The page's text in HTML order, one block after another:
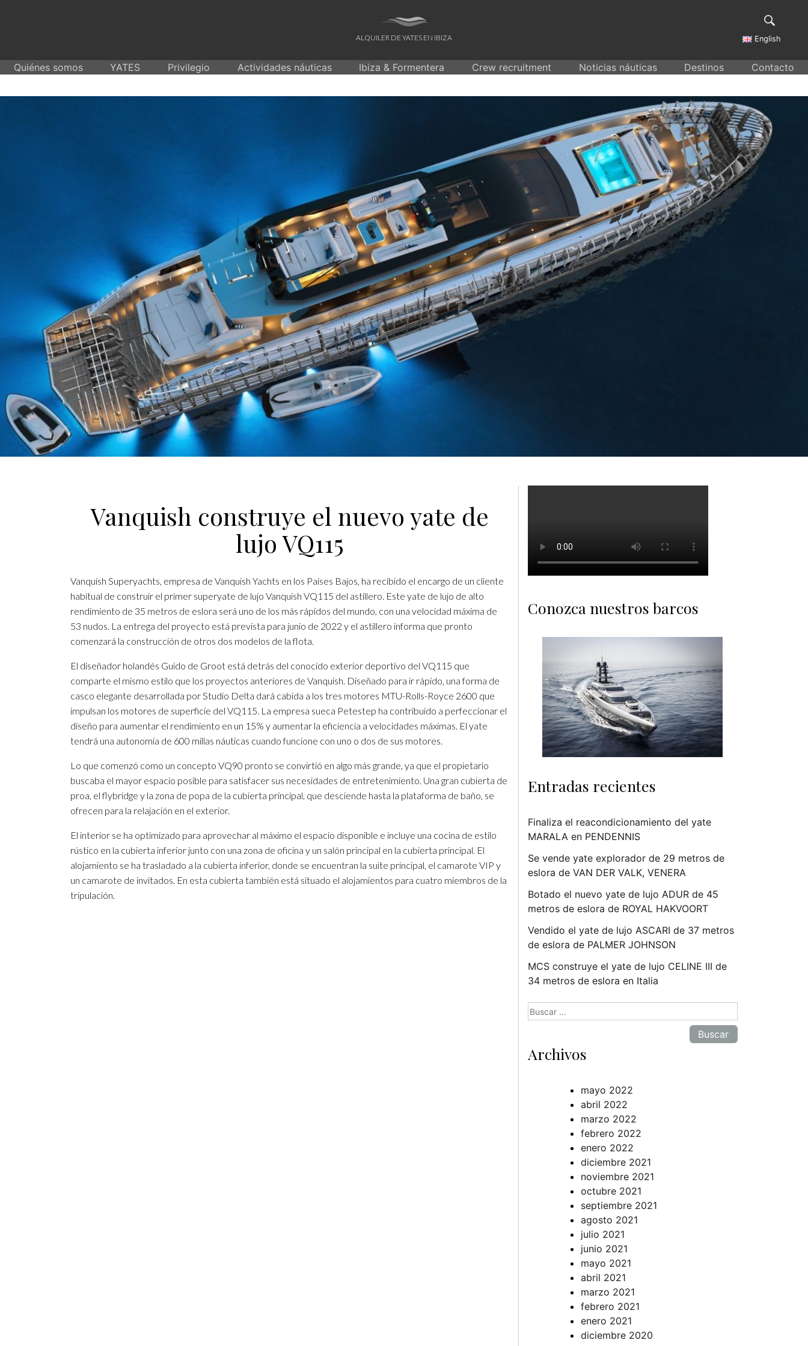
ALQUILER DE YATES EN IBIZA English
Quiénes somos YATES Privilegio Actividades náuticas Ibiza & Formentera Crew recruitment Noticias náuticas Destinos Contacto
Vanquish construye el nuevo yate de
lujo VQ115
Vanquish Superyachts, empresa de Vanquish Yachts en los Países Bajos, ha recibido el encargo de un cliente
habitual de construir el primer superyate de lujo Vanquish VQ115 del astillero. Este yate de lujo de alto
rendimiento de 35 metros de eslora será uno de los más rápidos del mundo, con una velocidad máxima de
53 nudos. La entrega del proyecto está prevista para junio de 2022 y el astillero informa que pronto
comenzará la construcción de otros dos modelos de la flota.
El diseñador holandés Guido de Groot está detrás del conocido exterior deportivo del VQ115 que
comparte el mismo estilo que los proyectos anteriores de Vanquish. Diseñado para ir rápido, una forma de
casco elegante desarrollada por Studio Delta dará cabida a los tres motores MTU-Rolls-Royce 2600 que
impulsan los motores de superficie del VQ115. La empresa sueca Petestep ha contribuido a perfeccionar el
diseño para aumentar el rendimiento en un 15% y aumentar la eficiencia a velocidades máximas. El yate
tendrá una autonomía de 600 millas náuticas cuando funcione con uno o dos de sus motores.
Lo que comenzó como un concepto VQ90 pronto se convirtió en algo más grande, ya que el propietario
buscaba el mayor espacio posible para satisfacer sus necesidades de entretenimiento. Una gran cubierta de
proa, el flybridge y la zona de popa de la cubierta principal, que desciende hasta la plataforma de baño, se
ofrecen para la relajación en el exterior.
El interior se ha optimizado para aprovechar al máximo el espacio disponible e incluye una cocina de estilo
rústico en la cubierta inferior junto con una zona de oficina y un salón principal en la cubierta principal. El
alojamiento se ha trasladado a la cubierta inferior, donde se encuentran la suite principal, el camarote VIP y
un camarote de invitados. En esta cubierta también está situado el alojamientos para cuatro miembros de la
tripulación.
Conozca nuestros barcos
Entradas recientes
Finaliza el reacondicionamiento del yate
MARALA en PENDENNIS
Se vende yate explorador de 29 metros de
eslora de VAN DER VALK, VENERA
Botado el nuevo yate de lujo ADUR de 45
metros de eslora de ROYAL HAKVOORT
Vendido el yate de lujo ASCARI de 37 metros
de eslora de PALMER JOHNSON
MCS construye el yate de lujo CELINE III de
34 metros de eslora en Italia
Buscar:
Archivos
mayo 2022
abril 2022
marzo 2022
febrero 2022
enero 2022
diciembre 2021
noviembre 2021
octubre 2021
septiembre 2021
agosto 2021
julio 2021
junio 2021
mayo 2021
abril 2021
marzo 2021
febrero 2021
enero 2021
diciembre 2020